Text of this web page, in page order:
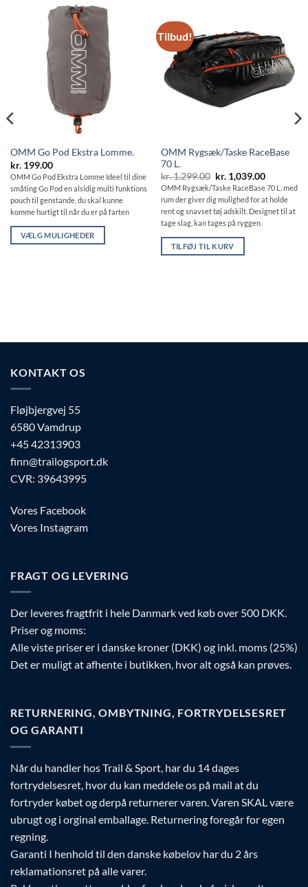
OMM Go Pod Ekstra Lomme.
kr.199.00
OMM Go Pod Ekstra Lomme Ideel til dine
småting Go Pod en alsidig multi funktions
pouch til genstande, du skal kunne
komme hurtigt til når du er på farten
VÆLG MULIGHEDER
Tilbud!
OMM Rygsæk/Taske RaceBase
70 L.
kr.1,299.00 Den
oprindelige
pris
var:
kr. 1,299.00.
kr.1,039.00Den
aktuelle
pris
er:
kr.
OMM Rygsæk/Taske RaceBase 70 L. med
rum der giver dig mulighed for at holde
rent og snavset tøj adskilt. Designet til at
tage slag, kan tages på ryggen.
TILFØJ TIL KURV
KONTAKT OS
Fløjbjergvej 55
6580 Vamdrup
+45 42313903
finn@trailogsport.dk
CVR: 39643995
Vores Facebook
Vores Instagram
FRAGT OG LEVERING
Der leveres fragtfrit i hele Danmark ved køb over 500 DKK.
Priser og moms:
Alle viste priser er i danske kroner (DKK) og inkl. moms (25%)
Det er muligt at afhente i butikken, hvor alt også kan prøves.
RETURNERING, OMBYTNING, FORTRYDELSESRET
OG GARANTI
Når du handler hos Trail & Sport, har du 14 dages
fortrydelsesret, hvor du kan meddele os på mail at du
fortryder købet og derpå returnerer varen. Varen SKAL være
ubrugt og i orginal emballage. Returnering foregår for egen
regning.
Garanti I henhold til den danske købelov har du 2 års
reklamationsret på alle varer.